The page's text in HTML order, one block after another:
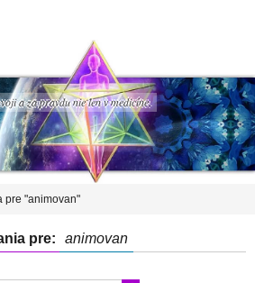
a za pravdu nie len v medicíne.
pre "animovan"
pre: animovan